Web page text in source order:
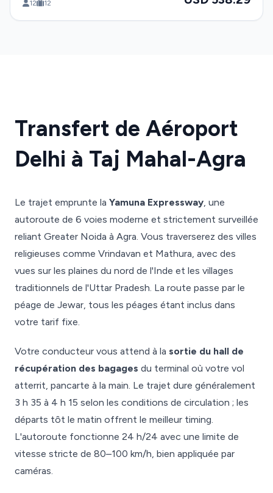
12 12
Transfert de Aéroport
Delhi à Taj Mahal-Agra
Le trajet emprunte la Yamuna Expressway, une
autoroute de 6 voies moderne et strictement surveillée
reliant Greater Noida à Agra. Vous traverserez des villes
religieuses comme Vrindavan et Mathura, avec des
vues sur les plaines du nord de l'Inde et les villages
traditionnels de l'Uttar Pradesh. La route passe par le
péage de Jewar, tous les péages étant inclus dans
votre tarif fixe.
Votre conducteur vous attend à la sortie du hall de
récupération des bagages du terminal où votre vol
atterrit, pancarte à la main. Le trajet dure généralement
3 h 35 à 4 h 15 selon les conditions de circulation ; les
départs tôt le matin offrent le meilleur timing.
L'autoroute fonctionne 24 h/24 avec une limite de
vitesse stricte de 80–100 km/h, bien appliquée par
caméras.